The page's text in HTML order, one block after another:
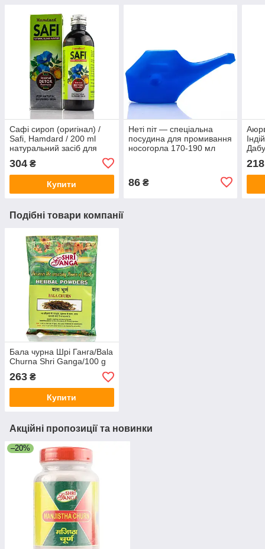
Сафі сироп (оригінал) /
Safi, Hamdard / 200 ml
натуральний засіб для
висипаннях
304 ₴
Купити
Неті піт — спеціальна
посудина для промивання
носогорла 170-190 мл
86₴
218
Подібні товари компанії
Бала чурна Шрі Ганга/Bala
Churna Shri Ganga/100 g
263 ₴
Купити
Акційні пропозиції та новинки
–20%